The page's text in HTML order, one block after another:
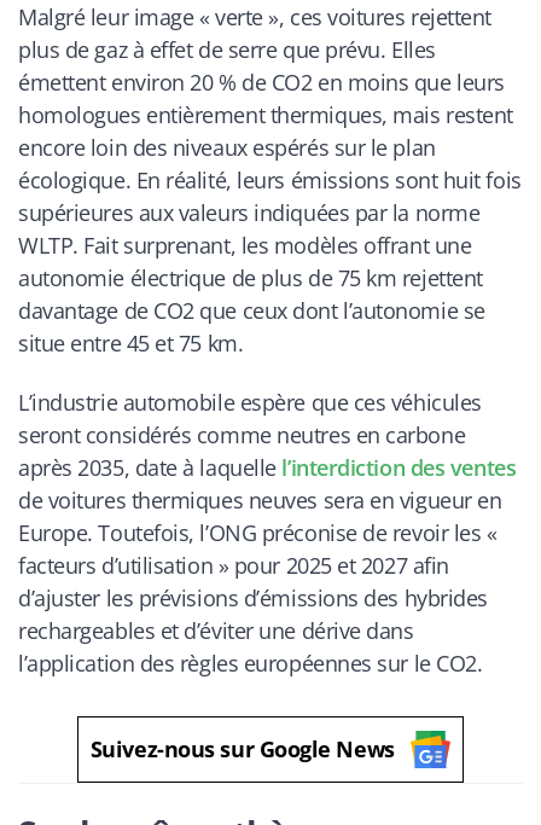
Malgré leur image « verte », ces voitures rejettent
plus de gaz à effet de serre que prévu. Elles
émettent environ 20 % de CO2 en moins que leurs
homologues entièrement thermiques, mais restent
encore loin des niveaux espérés sur le plan
écologique. En réalité, leurs émissions sont huit fois
supérieures aux valeurs indiquées par la norme
WLTP. Fait surprenant, les modèles offrant une
autonomie électrique de plus de 75 km rejettent
davantage de CO2 que ceux dont l’autonomie se
situe entre 45 et 75 km.
L’industrie automobile espère que ces véhicules
seront considérés comme neutres en carbone
après 2035, date à laquelle l’interdiction des ventes
de voitures thermiques neuves sera en vigueur en
Europe. Toutefois, l’ONG préconise de revoir les «
facteurs d’utilisation » pour 2025 et 2027 afin
d’ajuster les prévisions d’émissions des hybrides
rechargeables et d’éviter une dérive dans
l’application des règles européennes sur le CO2.
Suivez-nous sur Google News